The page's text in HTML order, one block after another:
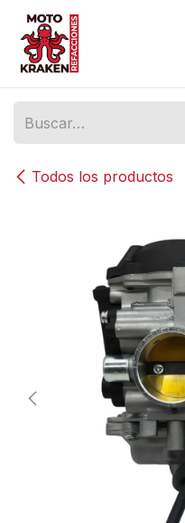
Ir al contenido
Todos los productos